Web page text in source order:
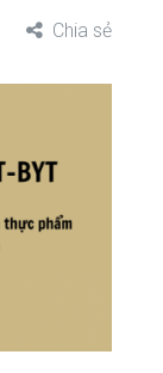
Chia sẻ